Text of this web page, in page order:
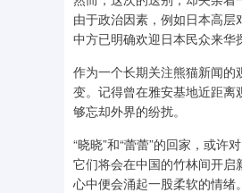
由于政治因素，例如日本高层
中方已明确欢迎日本民众来华
作为一个长期关注熊猫新闻
变。记得曾在雅安基地近距离
够忘却外界的纷扰。
“晓晓”和“蕾蕾”的回家，或许
它们将会在中国的竹林间开启
心中便会涌起一股柔软的情绪。